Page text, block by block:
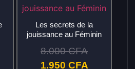
Les secrets de la
jouissance au Féminin
8.000CFA
1.950 CFA